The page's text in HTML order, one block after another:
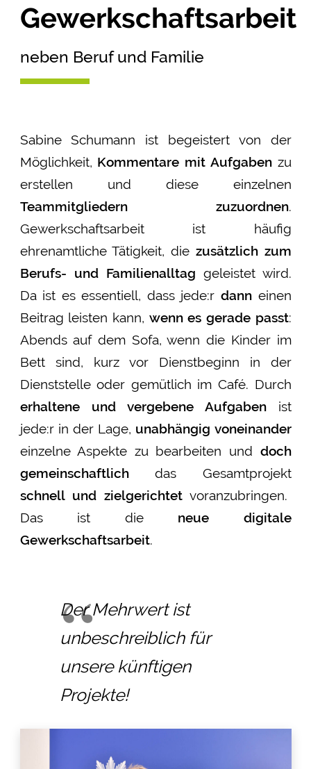
Gewerkschaftsarbeit
neben Beruf und Familie
Sabine Schumann ist begeistert von der
Möglichkeit, Kommentare mit Aufgabenzu
erstellen und diese einzelnen
Teammitgliedern zuzuordnen.
Gewerkschaftsarbeit ist häufig
ehrenamtliche Tätigkeit, die zusätzlich zum
Berufs- und Familienalltag geleistet wird.
Da ist es essentiell, dass jede:r danneinen
Beitrag leisten kann, wenn es gerade passt:
Abends auf dem Sofa, wenn die Kinder im
Bett sind, kurz vor Dienstbeginn in der
Dienststelle oder gemütlich im Café. Durch
erhaltene und vergebene Aufgabenist
jede:r in der Lage, unabhängig voneinander
einzelne Aspekte zu bearbeiten und doch
gemeinschaftlichdas Gesamtprojekt
schnell und zielgerichtetvoranzubringen.
Das ist die neue digitale
Gewerkschaftsarbeit.
Der Mehrwert ist
unbeschreiblich für
unsere künftigen
Projekte!